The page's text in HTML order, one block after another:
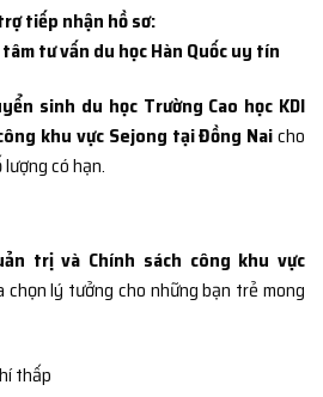
tiếp nhận hồ sơ:
tư vấn du học Hàn Quốc uy tín
sinh du học Trường Cao học KDI
khu vực Sejong tại Đồng Naicho
lượng có hạn.
trị và Chính sách công khu vực
chọn lý tưởng cho những bạn trẻ mong
thấp